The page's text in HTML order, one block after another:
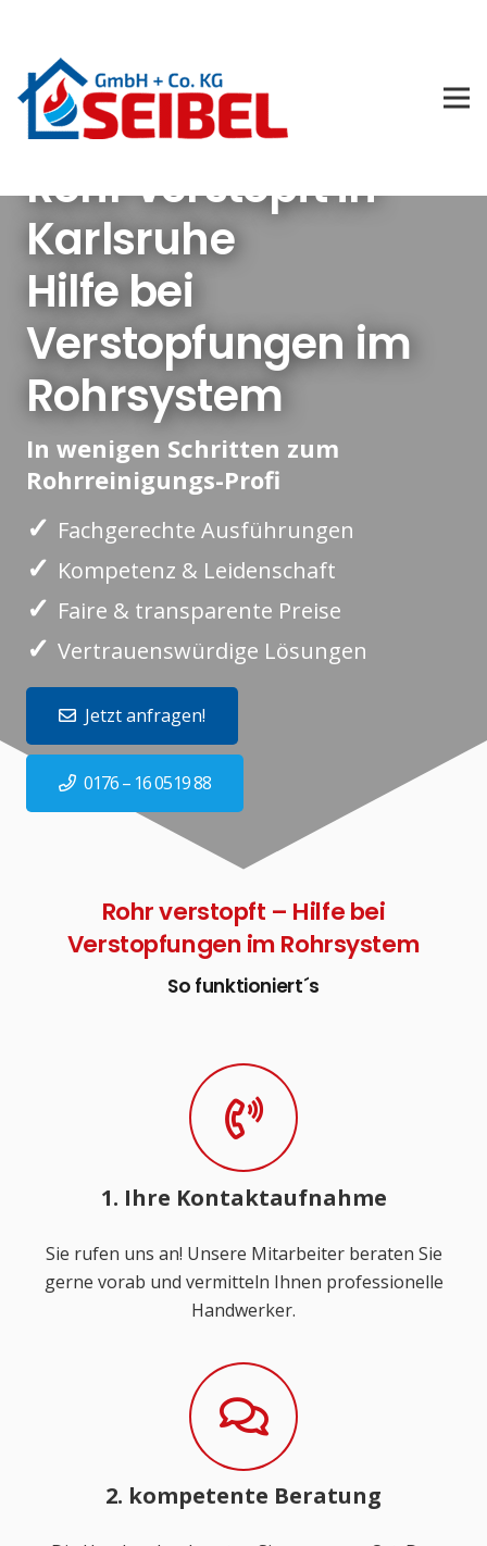
Rohr verstopft in
Karlsruhe
Hilfe bei
Verstopfungen im
Rohrsystem
In wenigen Schritten zum
Rohrreinigungs-Profi
✓ Fachgerechte Ausführungen
✓ Kompetenz & Leidenschaft
✓ Faire & transparente Preise
✓ Vertrauenswürdige Lösungen
Jetzt anfragen!
0176 – 16 0519 88
Rohr verstopft – Hilfe bei
Verstopfungen im Rohrsystem
So funktioniert´s
1. Ihre Kontaktaufnahme
Sie rufen uns an! Unsere Mitarbeiter beraten Sie
gerne vorab und vermitteln Ihnen professionelle
Handwerker.
2. kompetente Beratung